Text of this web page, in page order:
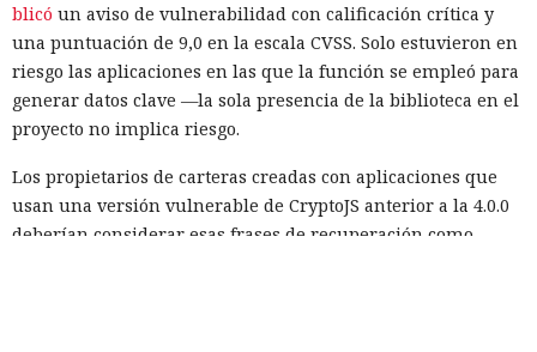
blicó un aviso de vulnerabilidad con calificación crítica y
una puntuación de 9,0 en la escala CVSS. Solo estuvieron en
riesgo las aplicaciones en las que la función se empleó para
generar datos clave —la sola presencia de la biblioteca en el
proyecto no implica riesgo.
Los propietarios de carteras creadas con aplicaciones que
usan una versión vulnerable de CryptoJS anterior a la 4.0.0
deberían considerar esas frases de recuperación como